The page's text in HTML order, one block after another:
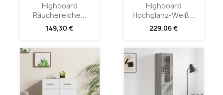
Highboard
Räuchereiche...
149,30 €
Highboard
Hochglanz-Weiß...
229,06 €